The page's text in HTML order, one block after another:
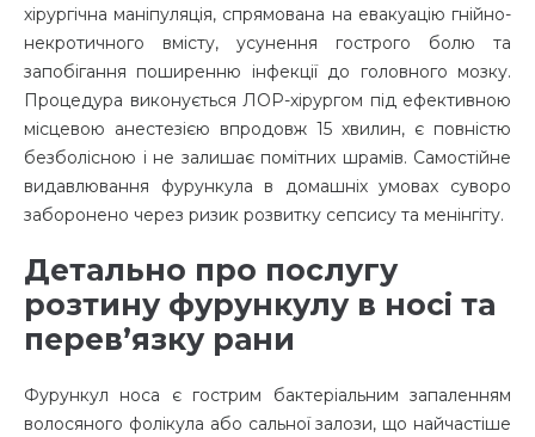
хірургічна маніпуляція, спрямована на евакуацію гнійно-
некротичного вмісту, усунення гострого болю та
запобігання поширенню інфекції до головного мозку.
Процедура виконується ЛОР-хірургом під ефективною
місцевою анестезією впродовж 15 хвилин, є повністю
безболісною і не залишає помітних шрамів. Самостійне
видавлювання фурункула в домашніх умовах суворо
заборонено через ризик розвитку сепсису та менінгіту.
Детально про послугу
розтину фурункулу в носі та
перев’язку рани
Фурункул носа є гострим бактеріальним запаленням
волосяного фолікула або сальної залози, що найчастіше